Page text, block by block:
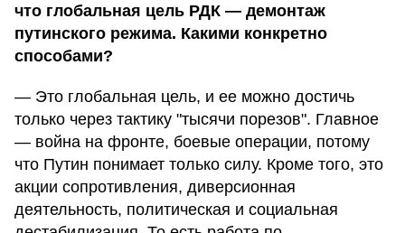
что глобальная цель РДК — демонтаж
путинского режима. Какими конкретно
способами?
— Это глобальная цель, и ее можно достичь
только через тактику "тысячи порезов". Главное
— война на фронте, боевые операции, потому
что Путин понимает только силу. Кроме того, это
акции сопротивления, диверсионная
деятельность, политическая и социальная